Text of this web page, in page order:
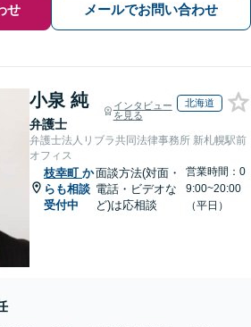
せ メールでお問い合わせ
小泉 純
弁護士
インタビュー
を見る
北海道
弁護士法人リブラ共同法律事務所 新札幌駅前
オフィス
枝幸町 か
らも相談
受付中
面談方法(対面・
電話・ビデオな
ど)は応相談
営業時間：0
9:00~20:00
（平日）